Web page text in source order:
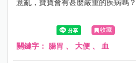
意亂，寶寶會有甚麼嚴重的疾病嗎？
收藏
關鍵字： 腸胃 、 大便 、 血